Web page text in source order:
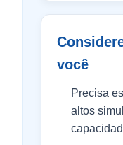
você
Precisa
altos